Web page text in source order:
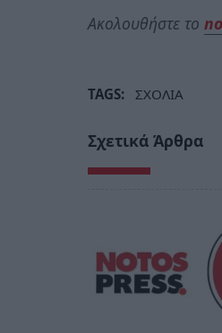
Ακολουθήστε το
TAGS: ΣΧΟΛΙΑ
Σχετικά Άρθρα